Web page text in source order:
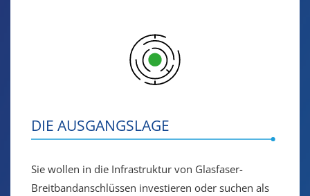
DIE AUSGANGSLAGE
Sie wollen in die Infrastruktur von Glasfaser-
Breitbandanschlüssen investieren oder suchen als